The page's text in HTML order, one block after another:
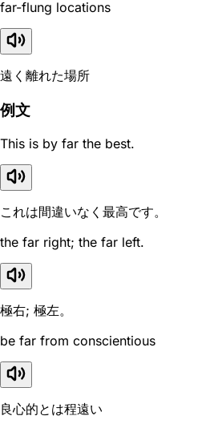
far-flung locations
遠く離れた場所
例文
This is by far the best.
これは間違いなく最高です。
the far right; the far left.
極右; 極左。
be far from conscientious
良心的とは程遠い